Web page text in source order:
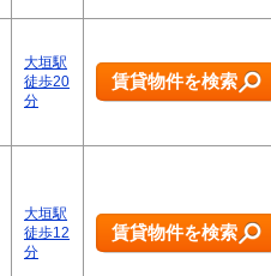
大垣駅
徒歩20
分
賃貸物件を検索
大垣駅
徒歩12
分
賃貸物件を検索